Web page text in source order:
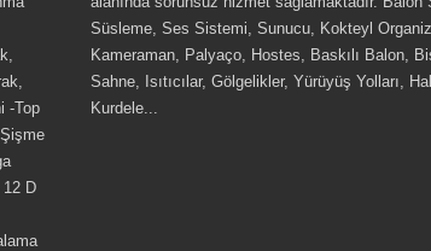
-Top
12 D
Süsleme, Ses Sistemi, Sunucu, Kokteyl
Kameraman, Palyaço, Hostes, Baskılı Balon,
Sahne, Isıtıcılar, Gölgelikler, Yürüyüş Yolları,
Kurdele...